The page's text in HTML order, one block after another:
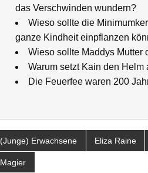
das Verschwinden wundern?
Wieso sollte die
ganze Kindheit einpflanzen
Wieso sollte Maddys Mutter
Warum setzt Kain den Helm
Die Feuerfee waren 200
(Junge) Erwachsene Eliza Raine
Magier